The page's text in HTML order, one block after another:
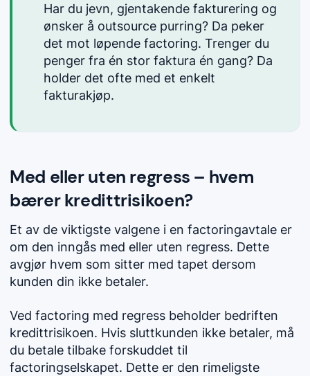
Har du jevn, gjentakende fakturering og
ønsker å outsource purring? Da peker
det mot løpende factoring. Trenger du
penger fra én stor faktura én gang? Da
holder det ofte med et enkelt
fakturakjøp.
Med eller uten regress – hvem
bærer kredittrisikoen?
Et av de viktigste valgene i en factoringavtale er
om den inngås med eller uten regress. Dette
avgjør hvem som sitter med tapet dersom
kunden din ikke betaler.
Ved factoring med regress beholder bedriften
kredittrisikoen. Hvis sluttkunden ikke betaler, må
du betale tilbake forskuddet til
factoringselskapet. Dette er den rimeligste